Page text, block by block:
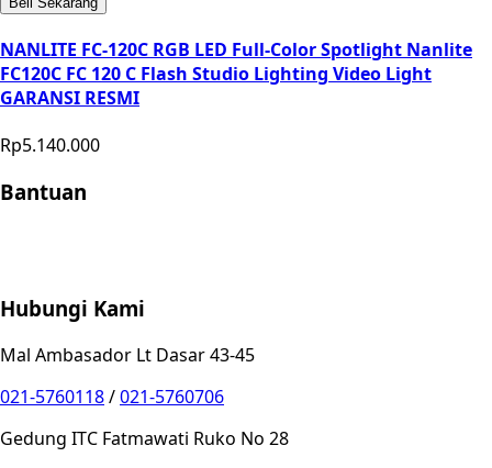
NANLITE FC-120C RGB LED Full-Color Spotlight Nanlite
FC120C FC 120 C Flash Studio Lighting Video Light
GARANSI RESMI
Rp5.140.000
Bantuan
Hubungi Kami
Mal Ambasador Lt Dasar 43-45
021-5760118/021-5760706
Gedung ITC Fatmawati Ruko No 28